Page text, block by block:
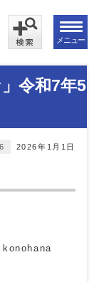
メニュー
令和7年5
2026年1月1日
konohana